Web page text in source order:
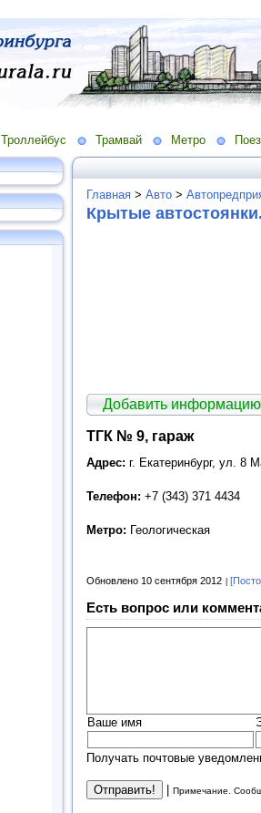
Троллейбус Трамвай Метро
Главная > Авто >
Крытые
Добавить информацию
ТГК № 9, гараж
Адрес: г. Екатеринбург, ул. 8
Телефон: +7 (343) 371 4434
Метро: Геологическая
Обновлено 10 сентября 2012
Есть вопрос или
Ваше имя
Получать почтовые
Примечание.